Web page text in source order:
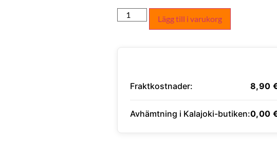
Lägg till i varukorg
Fraktkostnader: 8,90
Avhämtning i Kalajoki-butiken:0,00